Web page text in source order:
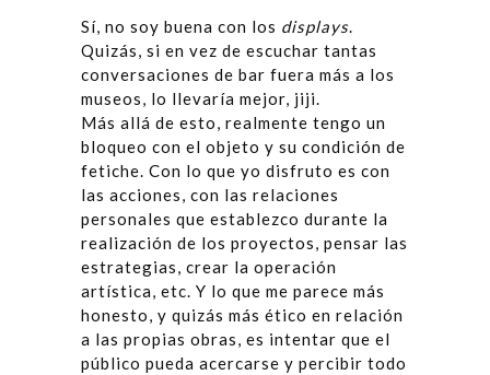
Sí, no soy buena con los displays.
Quizás, si en vez de escuchar tantas
conversaciones de bar fuera más a los
museos, lo llevaría mejor, jiji.
Más allá de esto, realmente tengo un
bloqueo con el objeto y su condición de
fetiche. Con lo que yo disfruto es con
las acciones, con las relaciones
personales que establezco durante la
realización de los proyectos, pensar las
estrategias, crear la operación
artística, etc. Y lo que me parece más
honesto, y quizás más ético en relación
a las propias obras, es intentar que el
público pueda acercarse y percibir todo